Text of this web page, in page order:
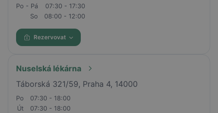
Po - Pá
07:30 - 17:30
So
08:00 - 12:00
Rezervovat
Nuselská lékárna
Táborská 321/59, Praha 4, 14000
Po
07:30 - 18:00
Út
07:30 - 18:00